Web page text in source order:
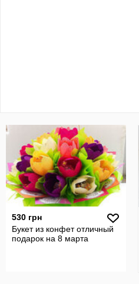
530 грн
Букет из конфет отличный
подарок на 8 марта